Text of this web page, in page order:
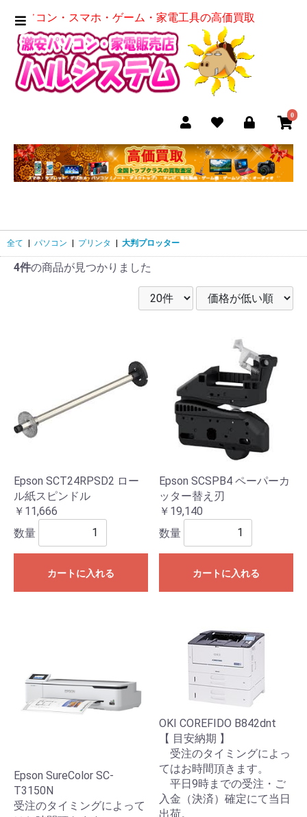
パソコン・スマホ・ゲーム・家電工具の高価買取
0
全て | パソコン | プリンタ | 大判プロッター
4件の商品が見つかりました
Epson SCT24RPSD2 ロー
ル紙スピンドル
￥11,666
数量
カートに入れる
Epson SCSPB4 ペーパーカ
ッター替え刃
￥19,140
数量
カートに入れる
Epson SureColor SC-
T3150N
受注のタイミングによって
OKI COREFIDO B842dnt
【 目安納期 】
受注のタイミングによっ
てはお時間頂きます。
平日9時までの受注・ご
入金（決済）確定にて当日
出荷。